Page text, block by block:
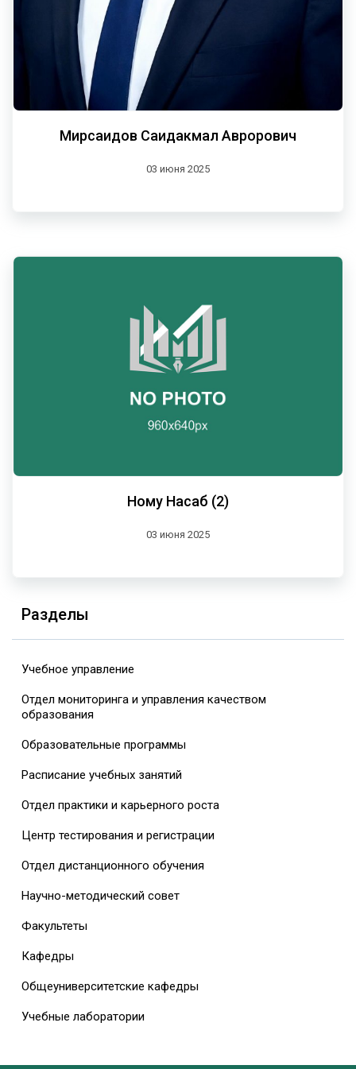
Мирсаидов Саидакмал Аврорович
03 июня 2025
Ному Насаб (2)
03 июня 2025
Разделы
Учебное управление
Отдел мониторинга и управления качеством
образования
Образовательные программы
Расписание учебных занятий
Отдел практики и карьерного роста
Центр тестирования и регистрации
Отдел дистанционного обучения
Научно-методический совет
Факультеты
Кафедры
Общеуниверситетские кафедры
Учебные лаборатории